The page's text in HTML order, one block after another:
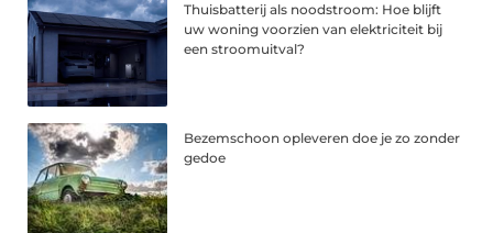
Thuisbatterij als noodstroom: Hoe blijft
uw woning voorzien van elektriciteit bij
een stroomuitval?
Bezemschoon opleveren doe je zo zonder
gedoe